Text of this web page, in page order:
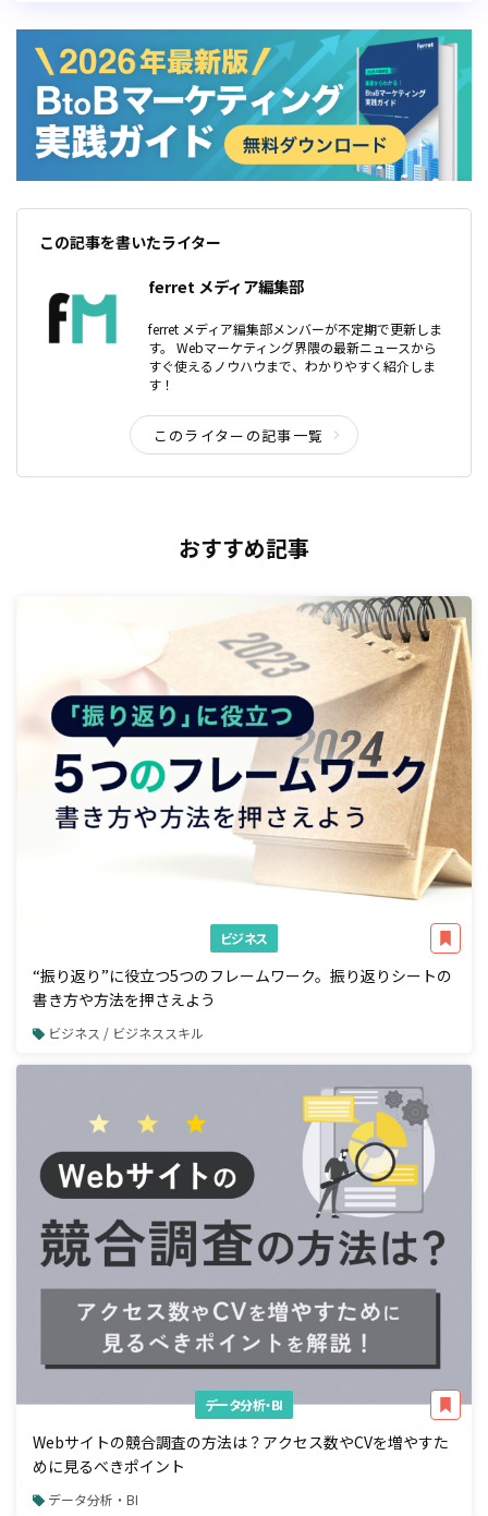
この記事を書いたライター
ferret メディア編集部
ferret メディア編集部メンバーが不定期で更新しま
す。 Webマーケティング界隈の最新ニュースから
すぐ使えるノウハウまで、わかりやすく紹介しま
す！
このライターの記事一覧
おすすめ記事
ビジネス
“振り返り”に役立つ5つのフレームワーク。振り返りシートの
書き方や方法を押さえよう
ビジネス / ビジネススキル
データ分析・BI
Webサイトの競合調査の方法は？アクセス数やCVを増やすた
めに見るべきポイント
データ分析・BI